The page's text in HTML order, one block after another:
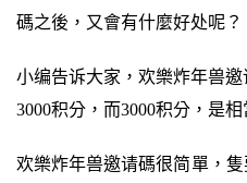
碼之後，又會有什麼好处呢？
小编告诉大家，欢樂炸年兽
3000积分，而3000积分，是
欢樂炸年兽邀请碼很简單，